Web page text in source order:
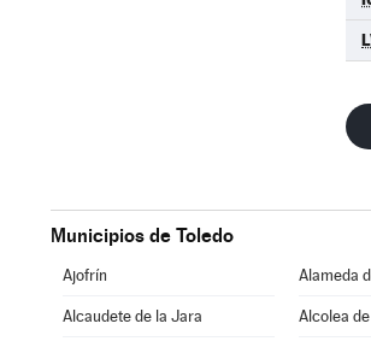
Municipios de Toledo
Ajofrín Alameda
Alcaudete de la Jara Alcolea